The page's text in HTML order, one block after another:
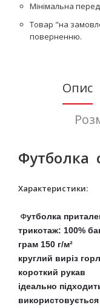
Мінімальна
Товар "на
поверненню.
Опис
Футболка
Футболка
трикотаж: 100%
грам 150 г/м²
круглий виріз
короткий рукав
ідеально